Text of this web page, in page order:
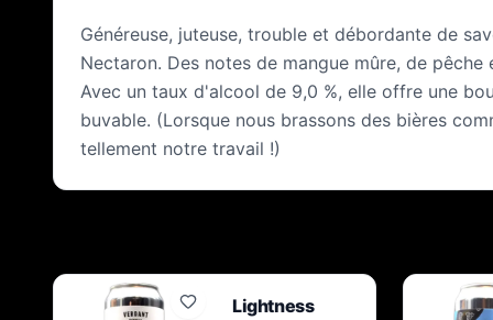
Généreuse, juteuse, trouble et débordante de
Nectaron. Des notes de mangue mûre, de
Avec un taux d'alcool de 9,0 %, elle offre une
buvable. (Lorsque nous brassons des bières
tellement notre travail !)
Lightness